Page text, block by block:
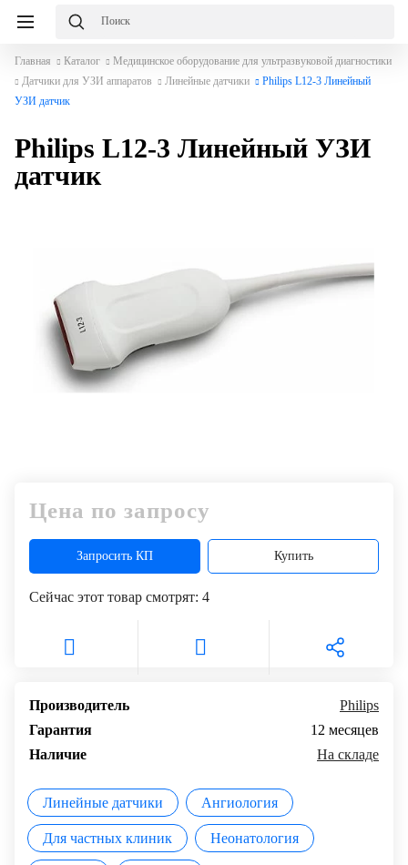
Главная Каталог
Медицинское оборудование для ультразвуковой диагностики
Датчики для УЗИ аппаратов
Линейные датчики
Philips L12-3 Линейный
УЗИ датчик
Philips L12-3 Линейный УЗИ
датчик
Цена по запросу
Запросить КП Купить
Сейчас этот товар смотрят: 4
Производитель
Philips
Гарантия
12 месяцев
Наличие
На складе
Линейные датчики Ангиология
Для частных клиник Неонатология